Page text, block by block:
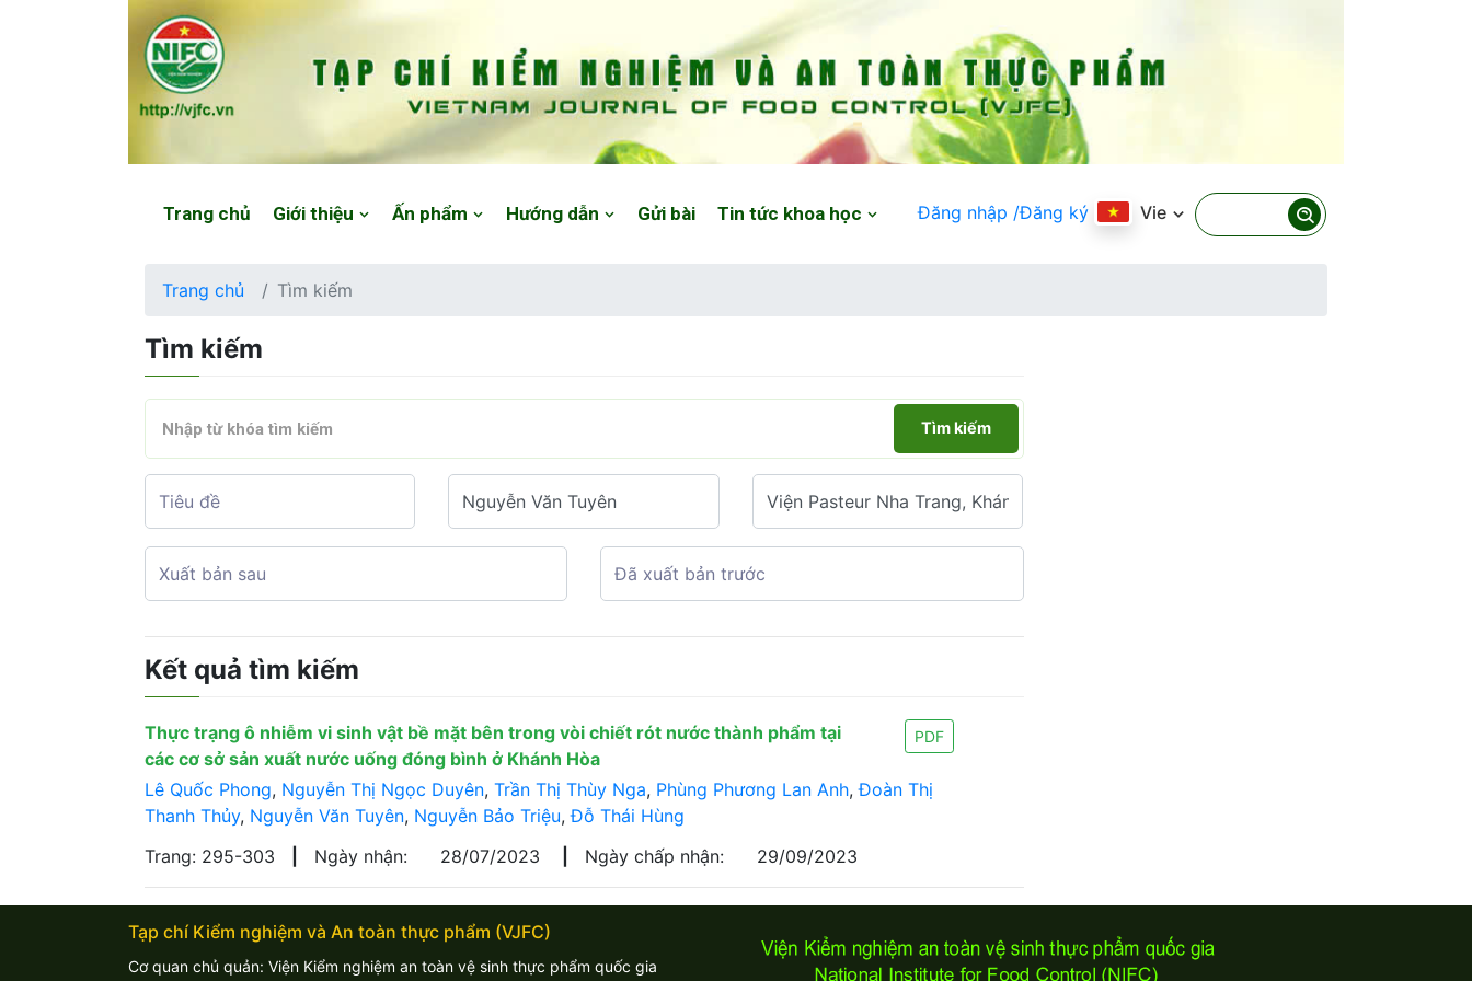
Trang chủ Giới thiệu Ấn phẩm Hướng dẫn Gửi bài Tin tức khoa học Đăng nhập /Đăng ký Vie
Trang chủ Tìm kiếm
Tìm kiếm
Tìm kiếm
Kết quả tìm kiếm
Thực trạng ô nhiễm vi sinh vật bề mặt bên trong vòi chiết rót nước thành phẩm tại
các cơ sở sản xuất nước uống đóng bình ở Khánh Hòa
PDF
Lê Quốc Phong, Nguyễn Thị Ngọc Duyên, Trần Thị Thùy Nga, Phùng Phương Lan Anh,Đoàn Thị
Thanh Thủy, Nguyễn Văn Tuyên, Nguyễn Bảo Triệu,Đỗ Thái Hùng
Trang: 295-303
Ngày nhận: 28/07/2023 Ngày chấp nhận: 29/09/2023
Tạp chí Kiểm nghiệm và An toàn thực phẩm (VJFC)
Cơ quan chủ quản: Viện Kiểm nghiệm an toàn vệ sinh thực phẩm quốc gia